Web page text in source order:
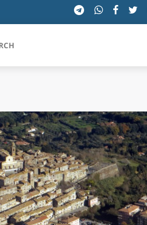
TOSCANA
TRENTINO-ALTO ADIGE
UMBRIA
VALLE D'AOSTA
VENETO